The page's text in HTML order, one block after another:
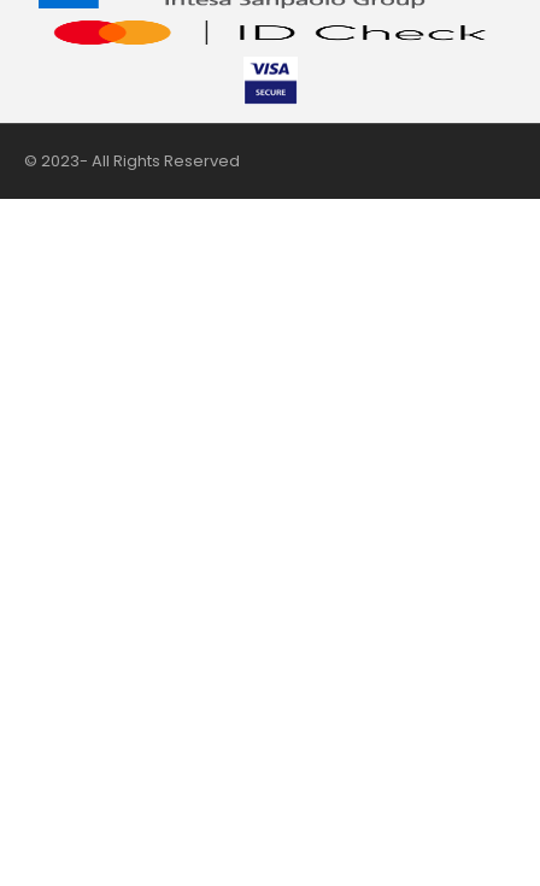
© 2023- All Rights Reserved